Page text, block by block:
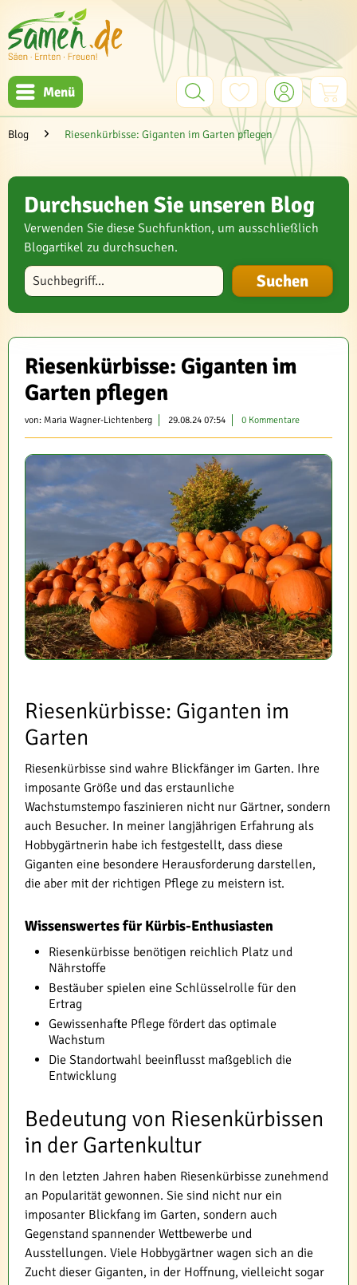
Menü
Blog Riesenkürbisse: Giganten im Garten pflegen
Durchsuchen Sie unseren Blog
Verwenden Sie diese Suchfunktion, um ausschließlich
Blogartikel zu durchsuchen.
Blog durchsuchen
Riesenkürbisse: Giganten im
Garten pflegen
von: Maria Wagner-Lichtenberg 29.08.24 07:54 0 Kommentare
Riesenkürbisse: Giganten im
Garten
Riesenkürbisse sind wahre Blickfänger im Garten. Ihre
imposante Größe und das erstaunliche
Wachstumstempo faszinieren nicht nur Gärtner, sondern
auch Besucher. In meiner langjährigen Erfahrung als
Hobbygärtnerin habe ich festgestellt, dass diese
Giganten eine besondere Herausforderung darstellen,
die aber mit der richtigen Pflege zu meistern ist.
Wissenswertes für Kürbis-Enthusiasten
Riesenkürbisse benötigen reichlich Platz und
Nährstoffe
Bestäuber spielen eine Schlüsselrolle für den
Ertrag
Gewissenhafte Pflege fördert das optimale
Wachstum
Die Standortwahl beeinflusst maßgeblich die
Entwicklung
Bedeutung von Riesenkürbissen
in der Gartenkultur
In den letzten Jahren haben Riesenkürbisse zunehmend
an Popularität gewonnen. Sie sind nicht nur ein
imposanter Blickfang im Garten, sondern auch
Gegenstand spannender Wettbewerbe und
Ausstellungen. Viele Hobbygärtner wagen sich an die
Zucht dieser Giganten, in der Hoffnung, vielleicht sogar